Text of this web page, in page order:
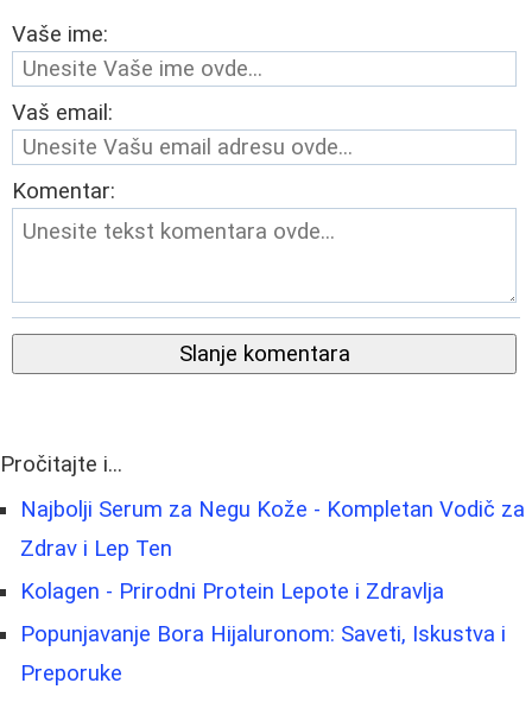
Vaše ime:
Vaš email:
Komentar:
Slanje komentara
Pročitajte i...
Najbolji Serum za Negu Kože - Kompletan Vodič za
Zdrav i Lep Ten
Kolagen - Prirodni Protein Lepote i Zdravlja
Popunjavanje Bora Hijaluronom: Saveti, Iskustva i
Preporuke